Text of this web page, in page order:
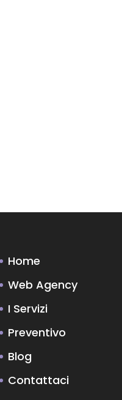
Home
Web Agency
I Servizi
Preventivo
Blog
Contattaci